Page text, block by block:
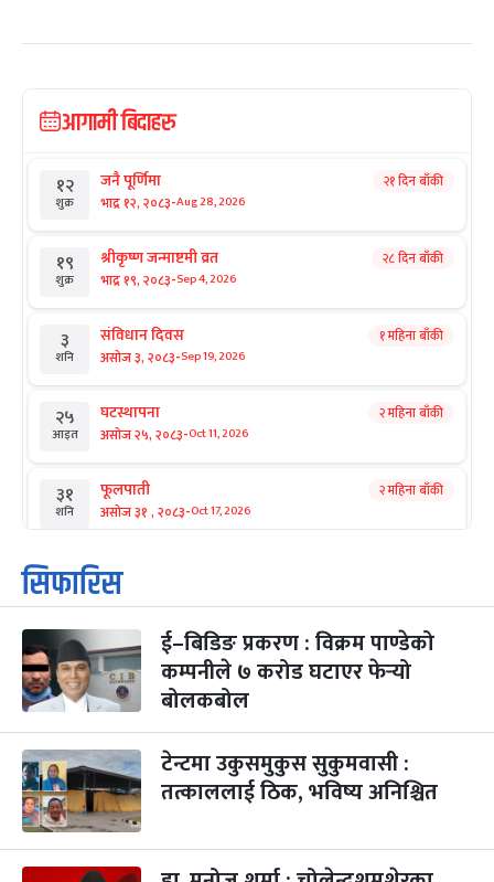
आगामी बिदाहरु
१२
शुक्र
जनै पूर्णिमा
भाद्र १२, २०८३-Aug 28, 2026
२१ दिन बाँकी
१९
शुक्र
श्रीकृष्ण जन्माष्टमी व्रत
भाद्र १९, २०८३-Sep 4, 2026
२८ दिन बाँकी
३
शनि
संविधान दिवस
असोज ३, २०८३-Sep 19, 2026
१ महिना बाँकी
२५
आइत
घटस्थापना
असोज २५, २०८३-Oct 11, 2026
२ महिना बाँकी
३१
शनि
फूलपाती
असोज ३१ , २०८३-Oct 17, 2026
२ महिना बाँकी
१
आइत
कार्तिक सङ्क्रान्ति
कार्तिक १, २०८३
३
मंगल
महानवमी
कार्तिक ३, २०८३-Oct 20, 2026
२ महिना बाँकी
४
५
बिहि
पापा‌ङ्कुशा एकादशी व्रत
कार्तिक ५, २०८३
२ महिना बाँकी
कुकुर तिहार ३ महिना बाँकी
सिफारिस
ई–बिडिङ प्रकरण : विक्रम पाण्डेको
कम्पनीले ७ करोड घटाएर फेर्‍यो
बोलकबोल
टेन्टमा उकुसमुकुस सुकुमवासी :
तत्काललाई ठिक, भविष्य अनिश्चित